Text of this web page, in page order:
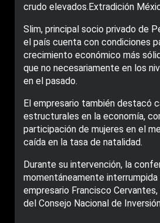
crudo elevados.Extradición
Slim, principal socio privado de
el país cuenta con condiciones
crecimiento económico más
que no necesariamente en los
en el pasado.
El empresario también destacó
estructurales en la economía,
participación de mujeres en el
caída en la tasa de natalidad.
Durante su intervención, la
momentáneamente
empresario Francisco
del Consejo Nacional de